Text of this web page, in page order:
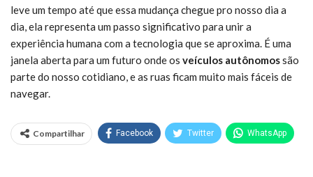
leve um tempo até que essa mudança chegue pro nosso dia a
dia, ela representa um passo significativo para unir a
experiência humana com a tecnologia que se aproxima. É uma
janela aberta para um futuro onde os veículos autônomossão
parte do nosso cotidiano, e as ruas ficam muito mais fáceis de
navegar.
Compartilhar Facebook Twitter WhatsApp